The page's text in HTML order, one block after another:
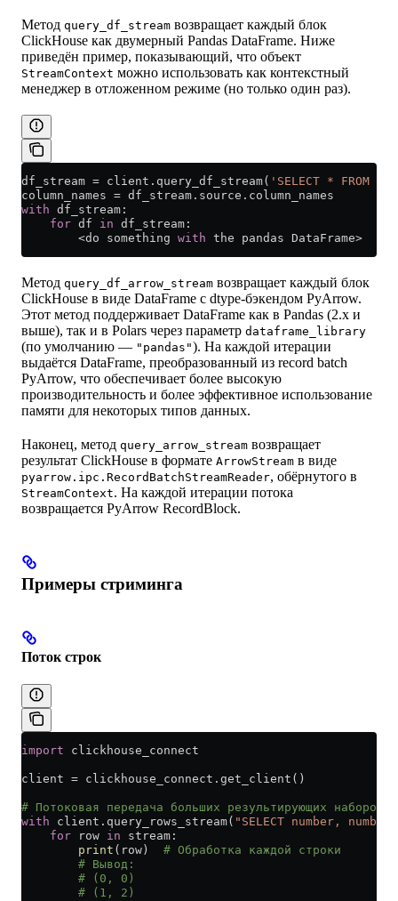
Метод query_df_stream возвращает каждый блок
ClickHouse как двумерный Pandas DataFrame. Ниже
приведён пример, показывающий, что объект
StreamContext можно использовать как контекстный
менеджер в отложенном режиме (но только один раз).
df_stream = client.query_df_stream( 'SELECT * FROM
column_names = df_stream.source.column_names
with df_stream:
    for
df in df_stream:
        <
do something with the pandas DataFrame>
Метод query_df_arrow_stream возвращает каждый блок
ClickHouse в виде DataFrame с dtype-бэкендом PyArrow.
Этот метод поддерживает DataFrame как в Pandas (2.x и
выше), так и в Polars через параметр dataframe_library
(по умолчанию — "pandas"). На каждой итерации
выдаётся DataFrame, преобразованный из record batch
PyArrow, что обеспечивает более высокую
производительность и более эффективное использование
памяти для некоторых типов данных.
Наконец, метод query_arrow_stream возвращает
результат ClickHouse в формате ArrowStream в виде
pyarrow.ipc.RecordBatchStreamReader, обёрнутого в
StreamContext. На каждой итерации потока
возвращается PyArrow RecordBlock.
Примеры стриминга
Поток строк
import clickhouse_connect
client = clickhouse_connect.get_client()
# Потоковая передача больших результирующих наборов
with client.query_rows_stream( "SELECT number,
    for
row in stream:
        print
(row) # Обработка каждой строки
        # Вывод:
        # (0, 0)
        # (1, 2)